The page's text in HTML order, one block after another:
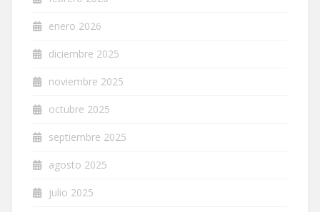
enero 2026
diciembre 2025
noviembre 2025
octubre 2025
septiembre 2025
agosto 2025
julio 2025